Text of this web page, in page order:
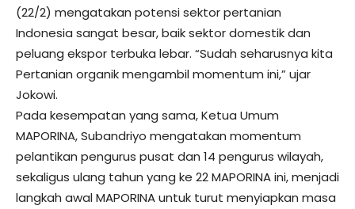
(22/2) mengatakan potensi sektor pertanian
Indonesia sangat besar, baik sektor domestik dan
peluang ekspor terbuka lebar. “Sudah seharusnya kita
Pertanian organik mengambil momentum ini,” ujar
Jokowi.
Pada kesempatan yang sama, Ketua Umum
MAPORINA, Subandriyo mengatakan momentum
pelantikan pengurus pusat dan 14 pengurus wilayah,
sekaligus ulang tahun yang ke 22 MAPORINA ini, menjadi
langkah awal MAPORINA untuk turut menyiapkan masa